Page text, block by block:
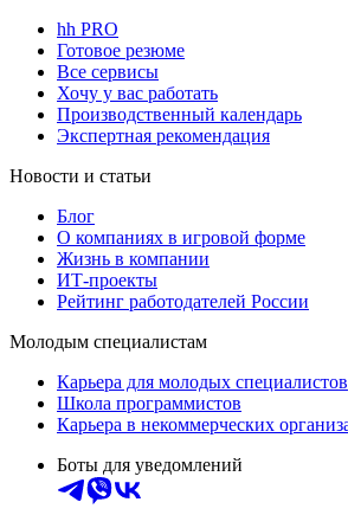
hh PRO
Готовое резюме
Все сервисы
Хочу у вас работать
Производственный календарь
Экспертная рекомендация
Новости и статьи
Блог
О компаниях в игровой форме
Жизнь в компании
ИТ-проекты
Рейтинг работодателей России
Молодым специалистам
Карьера для молодых специалистов
Школа программистов
Карьера в некоммерческих
Боты для уведомлений